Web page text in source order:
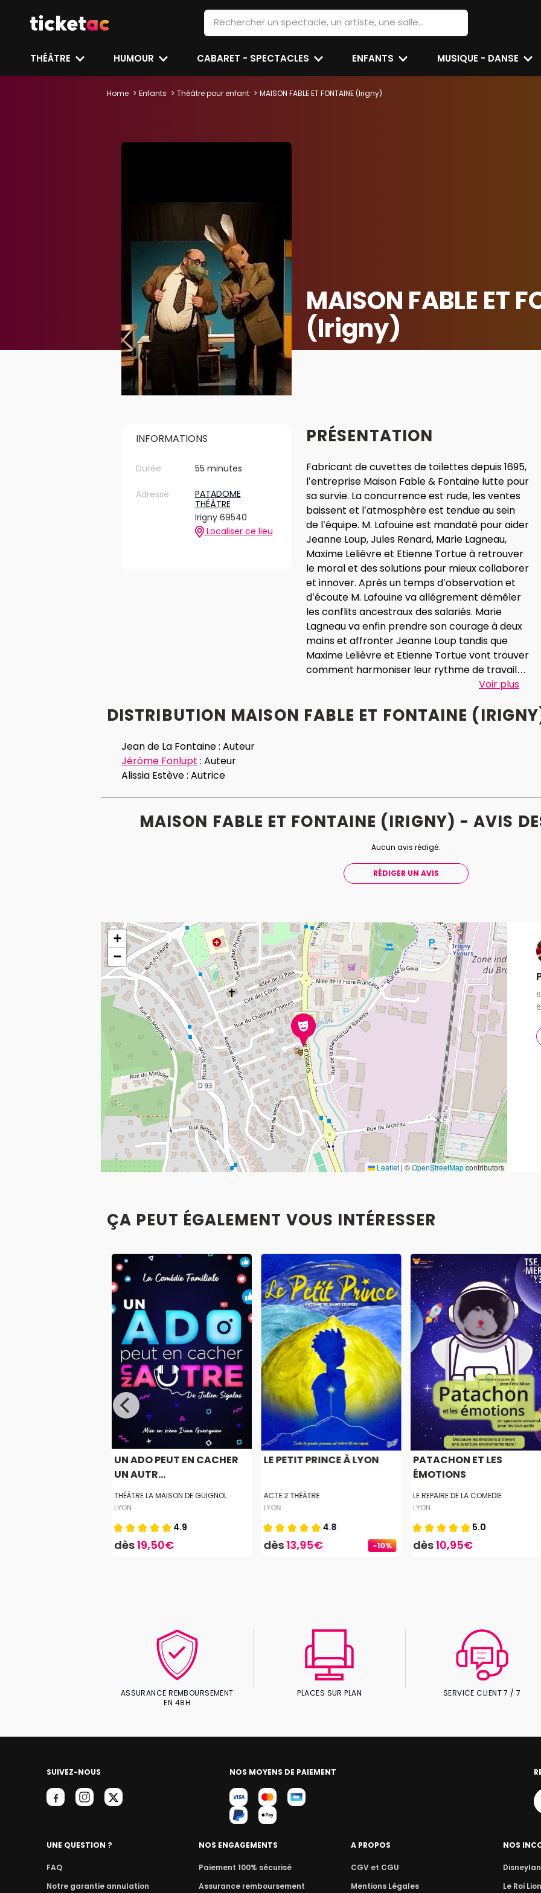
THÉÂTRE HUMOUR CABARET - SPECTACLES ENFANTS MUSIQUE - DANSE
Home Enfants Théâtre pour enfant MAISON FABLE ET FONTAINE (Irigny)
MAISON FABLE ET
(Irigny)
INFORMATIONS
Durée 55 minutes
Adresse
PATADOME
THÉÂTRE
Irigny 69540
Localiser ce lieu
PRÉSENTATION
Fabricant de cuvettes de toilettes depuis 1695,
l’entreprise Maison Fable & Fontaine lutte pour
sa survie. La concurrence est rude, les ventes
baissent et l’atmosphère est tendue au sein
de l’équipe. M. Lafouine est mandaté pour aider
Jeanne Loup, Jules Renard, Marie Lagneau,
Maxime Lelièvre et Etienne Tortue à retrouver
le moral et des solutions pour mieux collaborer
et innover. Après un temps d’observation et
d’écoute M. Lafouine va allégrement démêler
les conflits ancestraux des salariés. Marie
Lagneau va enfin prendre son courage à deux
mains et affronter Jeanne Loup tandis que
Maxime Lelièvre et Etienne Tortue vont trouver
comment harmoniser leur rythme de travail
car « rien ne sert de courir, il faut partir à
Déplacées dans le monde d’une entreprise
l’altruisme, l’intelligence et la persévérance.
Crédit photo : Cie Myriade
Voir plus
DISTRIBUTION MAISON FABLE ET FONTAINE
Jean de La Fontaine : Auteur
Jérôme Fonlupt : Auteur
Alissia Estève : Autrice
MAISON FABLE ET FONTAINE (IRIGNY) - AVIS
Aucun avis rédigé.
RÉDIGER UN AVIS
+
−
Leaflet | ©OpenStreetMapcontributors
ÇA PEUT ÉGALEMENT VOUS INTÉRESSER
UN ADO PEUT EN CACHER
UN AUTR...
THÉÂTRE LA MAISON DE GUIGNOL
LYON
4.9
dès19,50€ -10%
LE PETIT PRINCE À LYON
ACTE 2 THÉÂTRE
LYON
4.8
dès13,95€
PATACHON ET LES
ÉMOTIONS
LE REPAIRE DE LA COMEDIE
LYON
5.0
dès10,95€
ASSURANCE REMBOURSEMENT
EN 48H
PLACES SUR PLAN SERVICE CLIENT 7 / 7
SUIVEZ-NOUS NOS MOYENS DE PAIEMENT
UNE QUESTION ?
FAQ
Notre garantie annulation
NOS ENGAGEMENTS
Paiement 100% sécurisé
Assurance remboursement
A PROPOS
CGV et CGU
Mentions Légales
NOS
Le Roi